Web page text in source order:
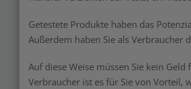
Getestete Produkte haben das
Außerdem haben Sie als Verbraucher
Auf diese Weise müssen Sie kein
Verbraucher ist es für Sie von Vorteil,